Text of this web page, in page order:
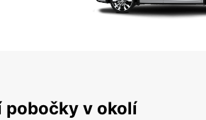
pobočky v okolí